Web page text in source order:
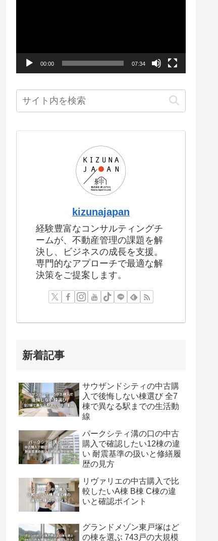
00:00 07:34
kizunajapan
経験豊富なコンサルティングチ
ームが、不動産管理の課題を解
決し、ビジネスの成長を支援。
専門的なアプローチで最適な解
決策をご提案します。
新着記事
サウザンドシティの中古購
入で後悔しない棟選び 全7
棟で異なる駅までの生活動
線
パークシティ溝の口の中古
購入で確認したい12棟の違
い 耐震基準の扱いと修繕履
歴の見方
リヴァリエの中古購入で比
較したいA棟 B棟 C棟の違
いと確認ポイント
グランドメゾン東戸塚はど
の棟を選ぶ 743戸の大規模